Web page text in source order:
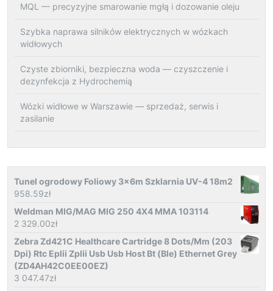
MQL — precyzyjne smarowanie mgłą i dozowanie oleju
Szybka naprawa silników elektrycznych w wózkach
widłowych
Czyste zbiorniki, bezpieczna woda — czyszczenie i
dezynfekcja z Hydrochemią
Wózki widłowe w Warszawie — sprzedaż, serwis i
zasilanie
Tunel ogrodowy Foliowy 3x6m Szklarnia UV-4 18m2
958.59zł
Weldman MIG/MAG MIG 250 4X4 MMA 103114
2 329.00zł
Zebra Zd421C Healthcare Cartridge 8 Dots/Mm (203
Dpi) Rtc Eplii Zplii Usb Usb Host Bt (Ble) Ethernet Grey
(ZD4AH42C0EE00EZ)
3 047.47zł